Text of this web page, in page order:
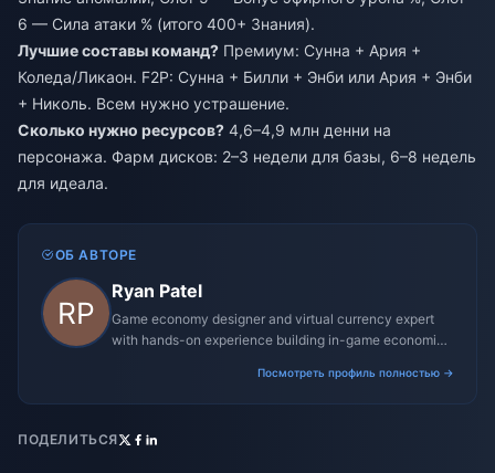
6 — Сила атаки % (итого 400+ Знания).
Лучшие составы команд? Премиум: Сунна + Ария +
Коледа/Ликаон. F2P: Сунна + Билли + Энби или Ария + Энби
+ Николь. Всем нужно устрашение.
Сколько нужно ресурсов? 4,6–4,9 млн денни на
персонажа. Фарм дисков: 2–3 недели для базы, 6–8 недель
для идеала.
ОБ АВТОРЕ
Ryan Patel
Game economy designer and virtual currency expert
with hands-on experience building in-game economies
Посмотреть профиль полностью →
ПОДЕЛИТЬСЯ